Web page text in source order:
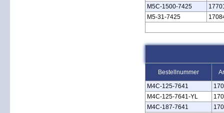
M5C‑1500‑7425
M5‑31‑7425
Bestellnummer
M4C‑125‑7641
M4C‑125‑7641‑YL
M4C‑187‑7641